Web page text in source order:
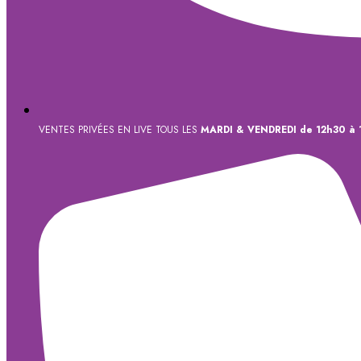
VENTES PRIVÉES EN LIVE TOUS LES MARDI & VENDREDI de 12h30 à